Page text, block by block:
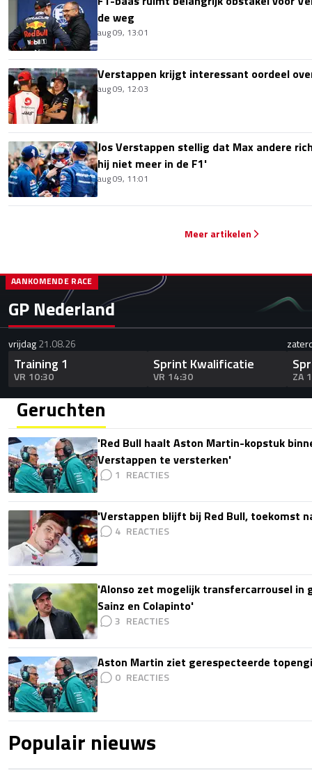
de weg
aug 09, 13:01
Verstappen krijgt interessant oordeel
aug 09, 12:03
Jos Verstappen stellig dat Max andere
hij niet meer in de F1'
aug 09, 11:01
Meer artikelen
GP Nederland
AANKOMENDE RACE
vrijdag21.08.26
Training 1
VR 10:30
Sprint Kwalificatie
VR 14:30 ZA
Geruchten
'Red Bull haalt Aston Martin-kopstuk
Verstappen te versterken'
1
'Verstappen blijft bij Red Bull, toekomst
4
'Alonso zet mogelijk transfercarrousel in
Sainz en Colapinto'
3
Aston Martin ziet gerespecteerde
0
Populair nieuws